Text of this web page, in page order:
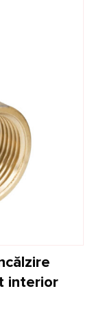
interior